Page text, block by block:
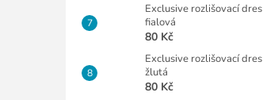
Exclusive rozlišovací dres
fialová
80 Kč
Exclusive rozlišovací dres
žlutá
80 Kč